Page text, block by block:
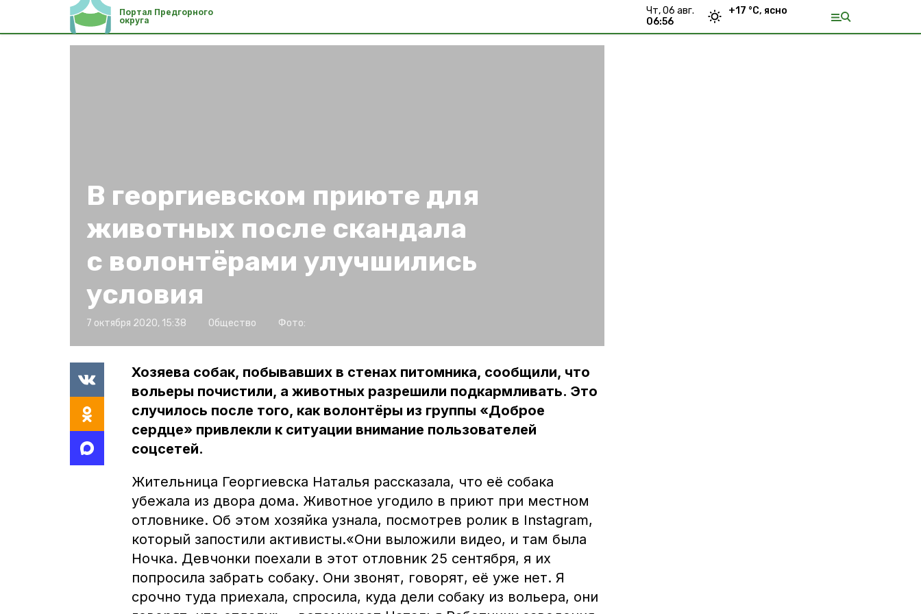
Портал Предгорного
округа
чт, 06 авг.
06:56
+17 °С, ясно
В георгиевском приюте для
животных после скандала
с волонтёрами улучшились
условия
7 октября 2020, 15:38 Общество Фото:
Хозяева собак, побывавших в стенах питомника, сообщили, что
вольеры почистили, а животных разрешили подкармливать. Это
случилось после того, как волонтёры из группы «Доброе
сердце» привлекли к ситуации внимание пользователей
соцсетей.
Жительница Георгиевска Наталья рассказала, что её собака
убежала из двора дома. Животное угодило в приют при местном
отловнике. Об этом хозяйка узнала, посмотрев ролик в Instagram,
который запостили активисты.«Они выложили видео, и там была
Ночка. Девчонки поехали в этот отловник 25 сентября, я их
попросила забрать собаку. Они звонят, говорят, её уже нет. Я
срочно туда приехала, спросила, куда дели собаку из вольера, они